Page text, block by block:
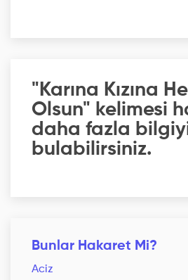
"Karına Kızına
Olsun" kelimesi
daha fazla
bulabilirsiniz.
Bunlar Hakaret Mi?
Aciz